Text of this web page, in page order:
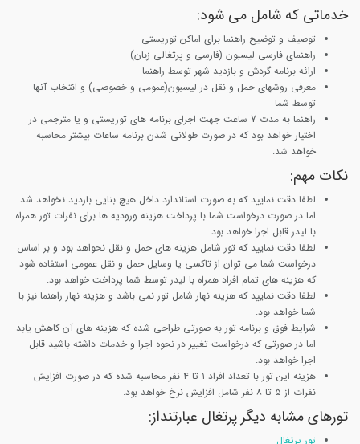
خدماتی که شامل می شود:
توصیف و توضیح راهنما برای اماکن توریستی
راهنمای فارسی لیسبون (فارسی و پرتغالی زبان)
ارائه برنامه گردش و بازدید شهر توسط راهنما
معرفی روشهای حمل و نقل در لیسبون(عمومی و خصوصی) و انتخاب آنها
توسط شما
راهنما به مدت 7 ساعت جهت اجرای برنامه های توریستی و یا مترجمی در
اختیار خواهد بود که در صورت طولانی شدن برنامه ساعات بیشتر محاسبه
خواهد شد.
نکات مهم:
لطفا دقت نمایید که به صورت استاندارد داخل هیچ بنایی بازدید نخواهد شد
اما در صورت درخواست شما با پرداخت هزینه ورودیه ها برای نفرات تور همراه
با لیدر قابل اجرا خواهد بود.
لطفا دقت نمایید که تور شامل هزینه های حمل و نقل نحواهد بود و بر اساس
درخواست شما می توان از تاکسی یا وسایل حمل و نقل عمومی استفاده شود
که هزینه های تمام افراد همراه با لیدر توسط شما پرداخت خواهد بود.
لطفا دقت نمایید که هزینه نهار شامل تور نمی باشد و هزینه نهار راهنما نیز با
شما خواهد بود.
شرایط فوق و برنامه تور به صورتی طراحی شده که هزینه های آن کاهش یابد
اما در صورتی که درخواست تغییر در نحوه اجرا و خدمات داشته باشید قابل
اجرا خواهد بود.
هزینه این تور با تعداد افراد ۱ تا ۴ نفر محاسبه شده که در صورت افزایش
نفرات از ۵ تا ۸ نفر شامل افزایش نرخ خواهد بود.
تورهای مشابه دیگر پرتغال عبارتنداز:
تور پرتغال